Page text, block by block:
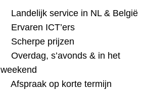
Landelijk service in NL & België
Ervaren ICT’ers
Scherpe prijzen
Overdag, s’avonds & in het
weekend
Afspraak op korte termijn